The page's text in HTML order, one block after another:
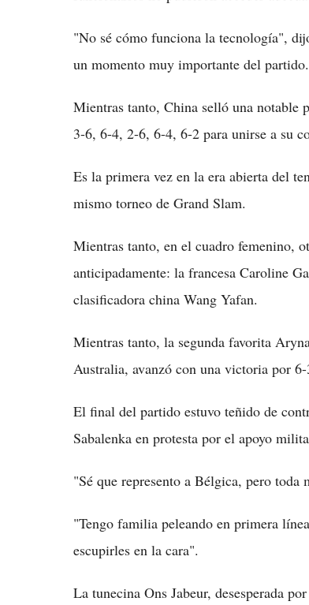
"No sé cómo funciona la tecnología",
un momento muy importante del
Mientras tanto, China selló una
3-6, 6-4, 2-6, 6-4, 6-2 para unirse a su
Es la primera vez en la era abierta del
mismo torneo de Grand Slam.
Mientras tanto, en el cuadro femenino,
anticipadamente: la francesa Caroline
clasificadora china Wang Yafan.
Mientras tanto, la segunda favorita
Australia, avanzó con una victoria por
El final del partido estuvo teñido de
Sabalenka en protesta por el apoyo
"Sé que represento a Bélgica, pero
"Tengo familia peleando en primera
escupirles en la cara".
La tunecina Ons Jabeur, desesperada